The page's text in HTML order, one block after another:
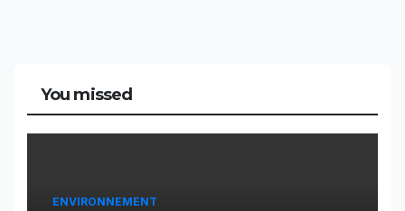
You missed
ENVIRONNEMENT